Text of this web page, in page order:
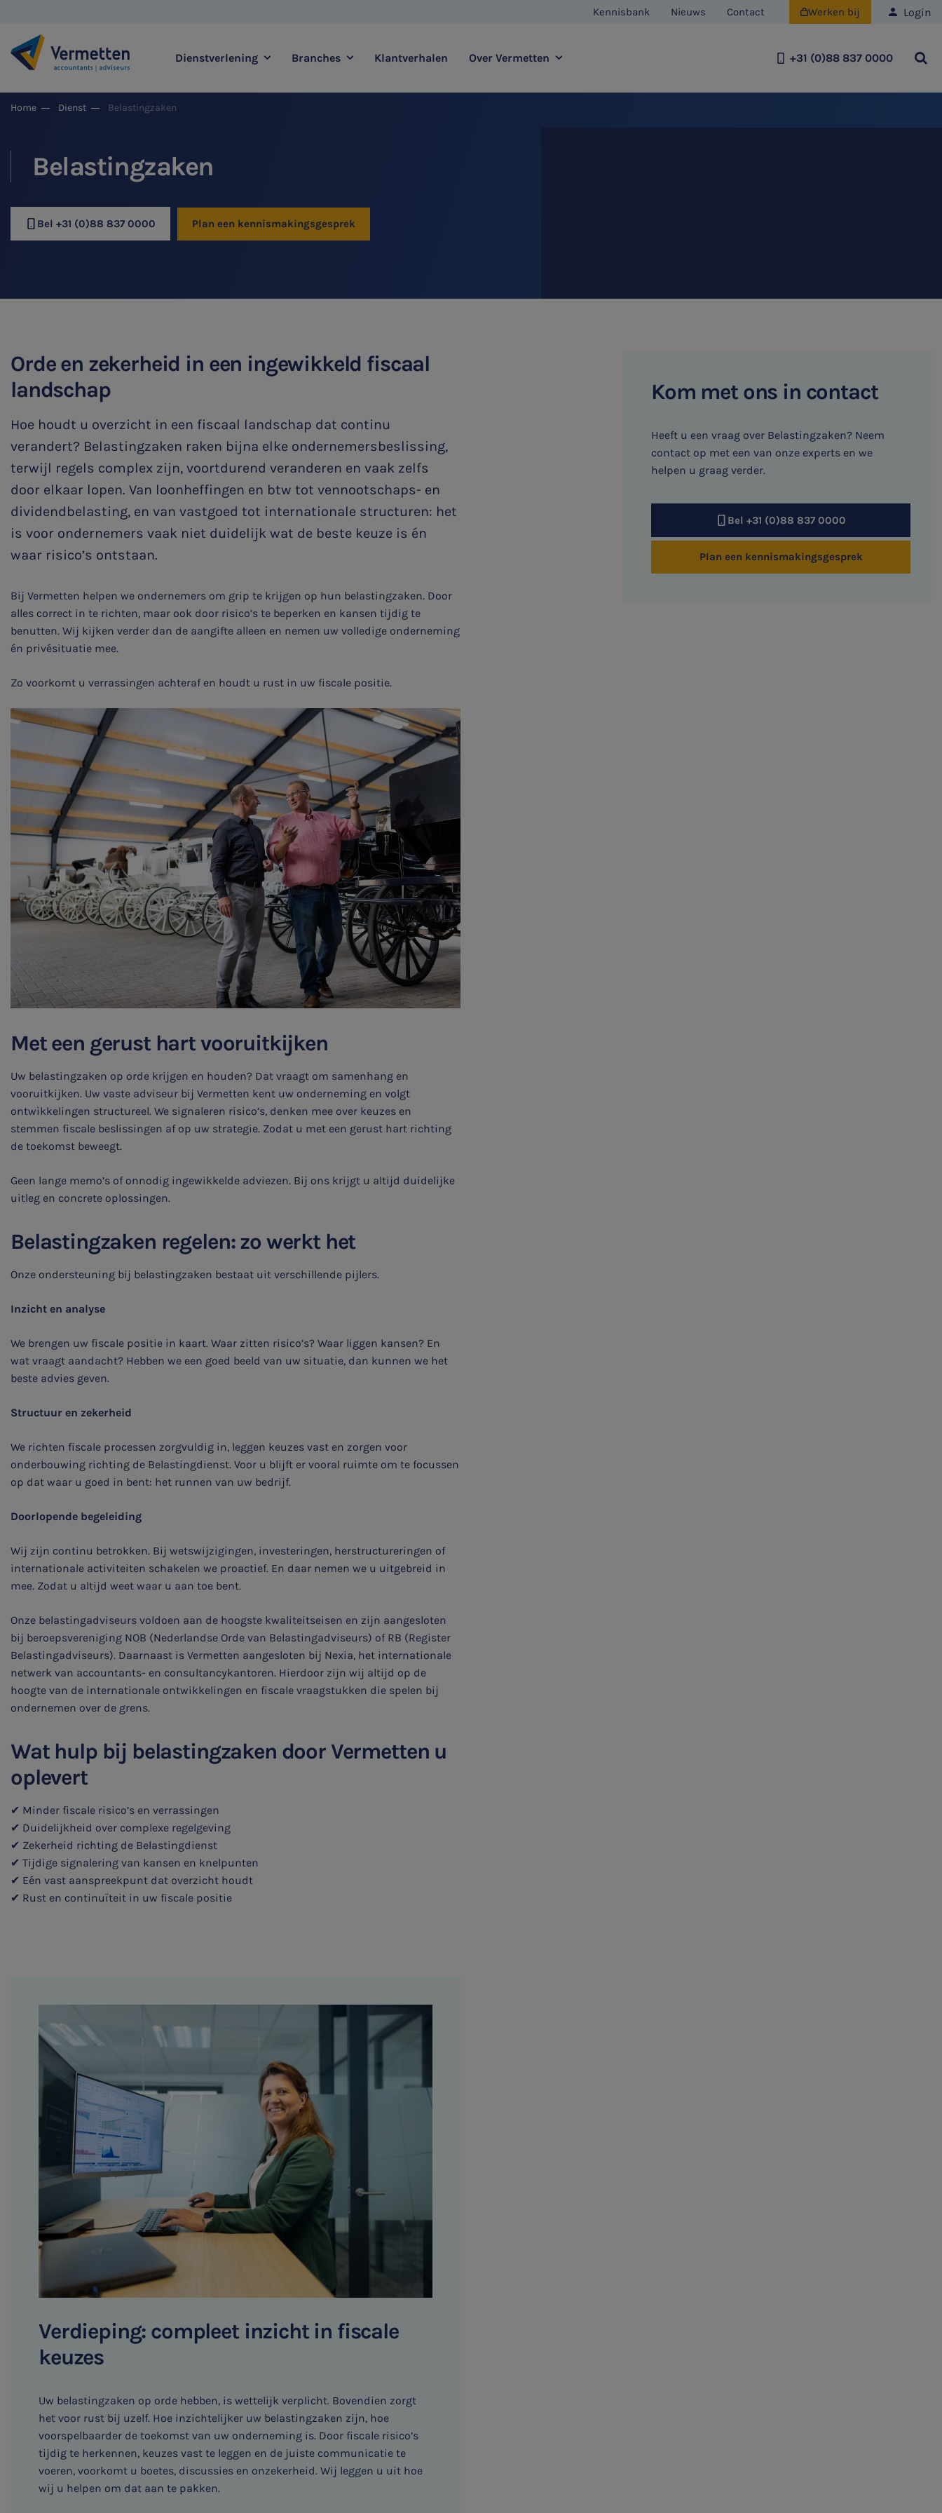
Kennisbank Nieuws Contact Werken bij Login
|
Dienstverlening
Meest gezochte thema's
Corporate Finance
Ondernemer & Privé
Bekijk alle diensten
Branches Klantverhalen Over Vermetten +31 (0)88 837 0000 
SNEL UW ANTWOORD VINDEN
Zonder gedoe
Typ hieronder uw zoekterm

Jaarrekening controle
E-commerce
Ondernemer en privé
HR Advies
Agro
Vacatures
Home Dienst Belastingzaken
Belastingzaken
Bel +31 (0)88 837 0000 Plan een kennismakingsgesprek
Orde en zekerheid in een ingewikkeld fiscaal
landschap
Hoe houdt u overzicht in een fiscaal landschap dat continu
verandert? Belastingzaken raken bijna elke ondernemersbeslissing,
terwijl regels complex zijn, voortdurend veranderen en vaak zelfs
door elkaar lopen. Van loonheffingen en btw tot vennootschaps- en
dividendbelasting, en van vastgoed tot internationale structuren: het
is voor ondernemers vaak niet duidelijk wat de beste keuze is én
waar risico’s ontstaan.
Bij Vermetten helpen we ondernemers om grip te krijgen op hun belastingzaken. Door
alles correct in te richten, maar ook door risico’s te beperken en kansen tijdig te
benutten. Wij kijken verder dan de aangifte alleen en nemen uw volledige onderneming
én privésituatie mee.
Zo voorkomt u verrassingen achteraf en houdt u rust in uw fiscale positie.
Met een gerust hart vooruitkijken
Uw belastingzaken op orde krijgen en houden? Dat vraagt om samenhang en
vooruitkijken. Uw vaste adviseur bij Vermetten kent uw onderneming en volgt
ontwikkelingen structureel. We signaleren risico’s, denken mee over keuzes en
stemmen fiscale beslissingen af op uw strategie. Zodat u met een gerust hart richting
de toekomst beweegt.
Geen lange memo’s of onnodig ingewikkelde adviezen. Bij ons krijgt u altijd duidelijke
uitleg en concrete oplossingen.
Belastingzaken regelen: zo werkt het
Onze ondersteuning bij belastingzaken bestaat uit verschillende pijlers.
Inzicht en analyse
We brengen uw fiscale positie in kaart. Waar zitten risico’s? Waar liggen kansen? En
wat vraagt aandacht? Hebben we een goed beeld van uw situatie, dan kunnen we het
beste advies geven.
Structuur en zekerheid
We richten fiscale processen zorgvuldig in, leggen keuzes vast en zorgen voor
onderbouwing richting de Belastingdienst. Voor u blijft er vooral ruimte om te focussen
op dat waar u goed in bent: het runnen van uw bedrijf.
Doorlopende begeleiding
Wij zijn continu betrokken. Bij wetswijzigingen, investeringen, herstructureringen of
internationale activiteiten schakelen we proactief. En daar nemen we u uitgebreid in
mee. Zodat u altijd weet waar u aan toe bent.
Onze belastingadviseurs voldoen aan de hoogste kwaliteitseisen en zijn aangesloten
bij beroepsvereniging NOB (Nederlandse Orde van Belastingadviseurs) of RB (Register
Belastingadviseurs). Daarnaast is Vermetten aangesloten bij Nexia, het internationale
netwerk van accountants- en consultancykantoren. Hierdoor zijn wij altijd op de
hoogte van de internationale ontwikkelingen en fiscale vraagstukken die spelen bij
ondernemen over de grens.
Wat hulp bij belastingzaken door Vermetten u
oplevert
✔ Minder fiscale risico’s en verrassingen
✔ Duidelijkheid over complexe regelgeving
✔ Zekerheid richting de Belastingdienst
✔ Tijdige signalering van kansen en knelpunten
✔ Eén vast aanspreekpunt dat overzicht houdt
✔ Rust en continuïteit in uw fiscale positie
Verdieping: compleet inzicht in fiscale
keuzes
Uw belastingzaken op orde hebben, is wettelijk verplicht. Bovendien zorgt
het voor rust bij uzelf. Hoe inzichtelijker uw belastingzaken zijn, hoe
voorspelbaarder de toekomst van uw onderneming is. Door fiscale risico’s
tijdig te herkennen, keuzes vast te leggen en de juiste communicatie te
voeren, voorkomt u boetes, discussies en onzekerheid. Wij leggen u uit hoe
wij u helpen om dat aan te pakken.
Kom met ons in contact
Heeft u een vraag over Belastingzaken? Neem
contact op met een van onze experts en we
helpen u graag verder.
Bel +31 (0)88 837 0000
Plan een kennismakingsgesprek